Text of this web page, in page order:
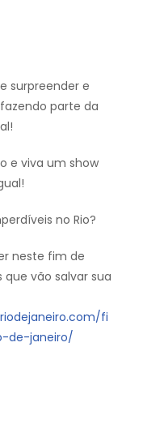
surpreender e
parte da
e viva um show
no Rio?
neste fim de
vão salvar sua
fi
de-janeiro/